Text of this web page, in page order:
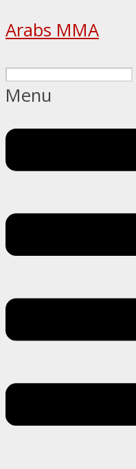
Arabs MMA
Menu